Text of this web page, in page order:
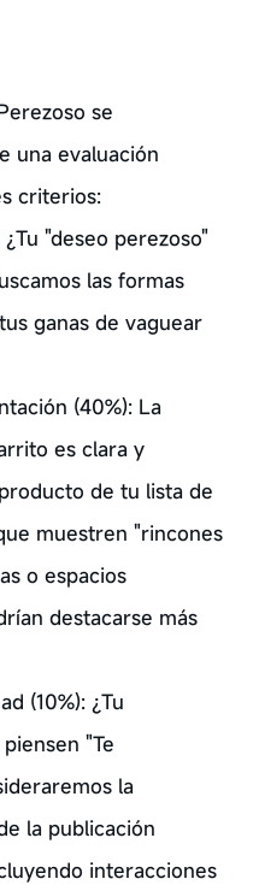
se
una evaluación
criterios:
"deseo perezoso"
las formas
ganas de vaguear
(40%): La
es clara y
de tu lista de
muestren "rincones
o espacios
destacarse más
(10%): ¿Tu
"Te
la
la publicación
interacciones